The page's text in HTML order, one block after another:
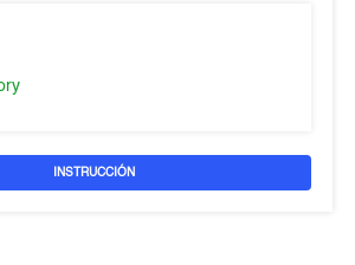
INSTRUCCIÓN